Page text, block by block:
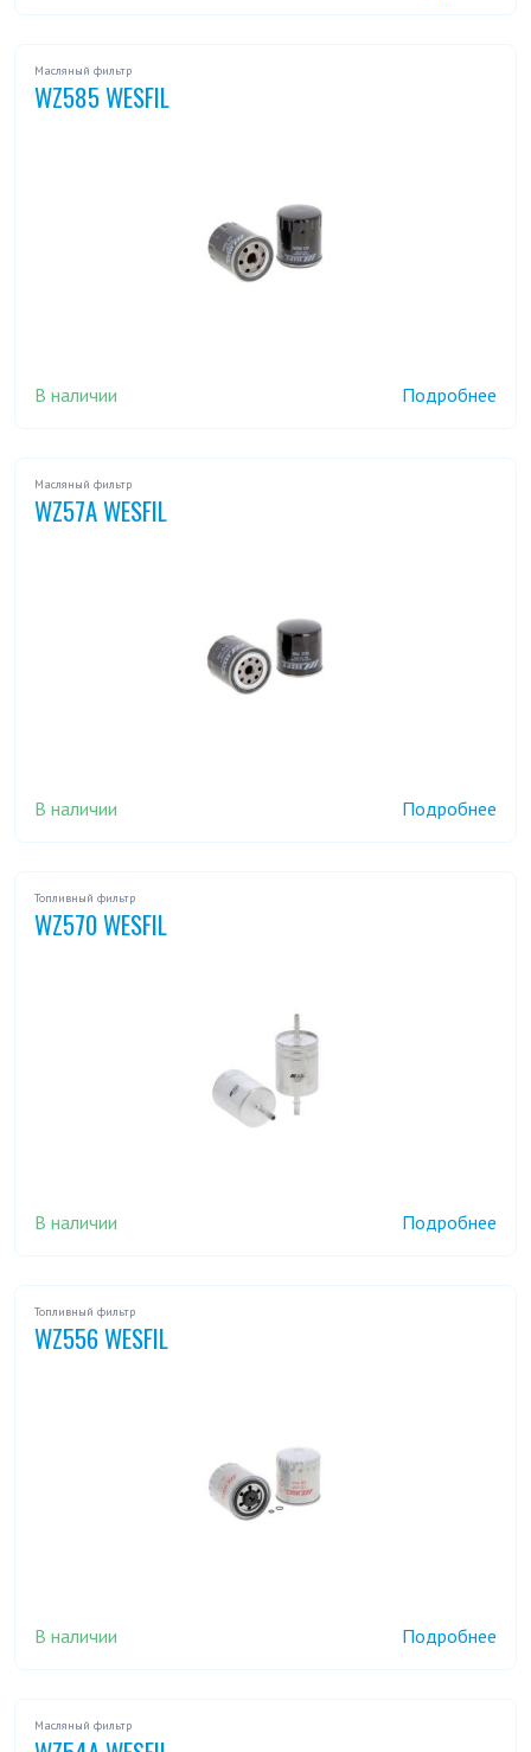
Масляный фильтр
WZ585 WESFIL
В наличии Подробнее
Масляный фильтр
WZ57A WESFIL
В наличии Подробнее
Топливный фильтр
WZ570 WESFIL
В наличии Подробнее
Топливный фильтр
WZ556 WESFIL
В наличии Подробнее
Масляный фильтр